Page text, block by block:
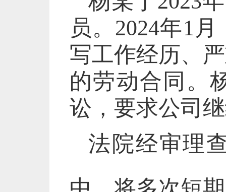
员。2024年1
写工作经历、
的劳动合同。
讼，要求公司
法院经审理